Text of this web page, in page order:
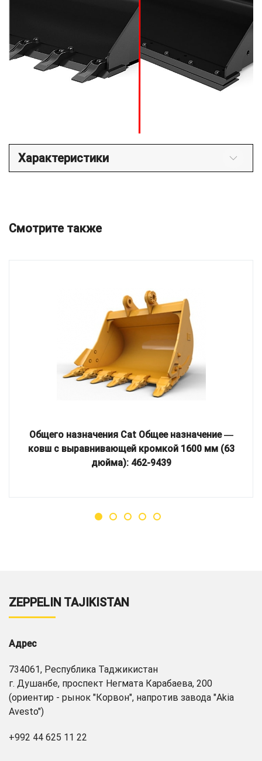
Характеристики
Смотрите также
Общего назначения Cat Общее назначение ―
ковш с выравнивающей кромкой 1600 мм (63
дюйма): 462-9439
ZEPPELIN TAJIKISTAN
Адрес
734061, Республика Таджикистан
г. Душанбе, проспект Негмата Карабаева, 200
(ориентир - рынок "Корвон", напротив завода "Akia
Avesto")
+992 44 625 11 22